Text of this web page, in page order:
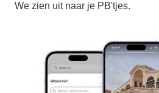
We zien uit naar je PB'tjes.